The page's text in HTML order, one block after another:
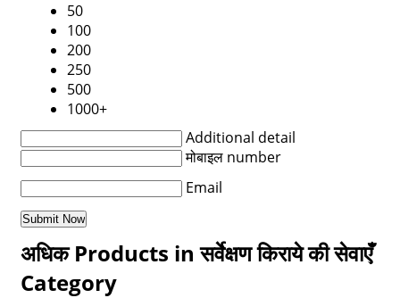
50
100
200
250
500
1000+
Additional detail
मोबाइल number
Email
अधिक Products in सर्वेक्षण किराये की सेवाएँ
Category